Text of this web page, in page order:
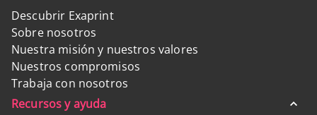
Descubrir Exaprint
Sobre nosotros
Nuestra misión y nuestros valores
Nuestros compromisos
Trabaja con nosotros
Recursos y ayuda